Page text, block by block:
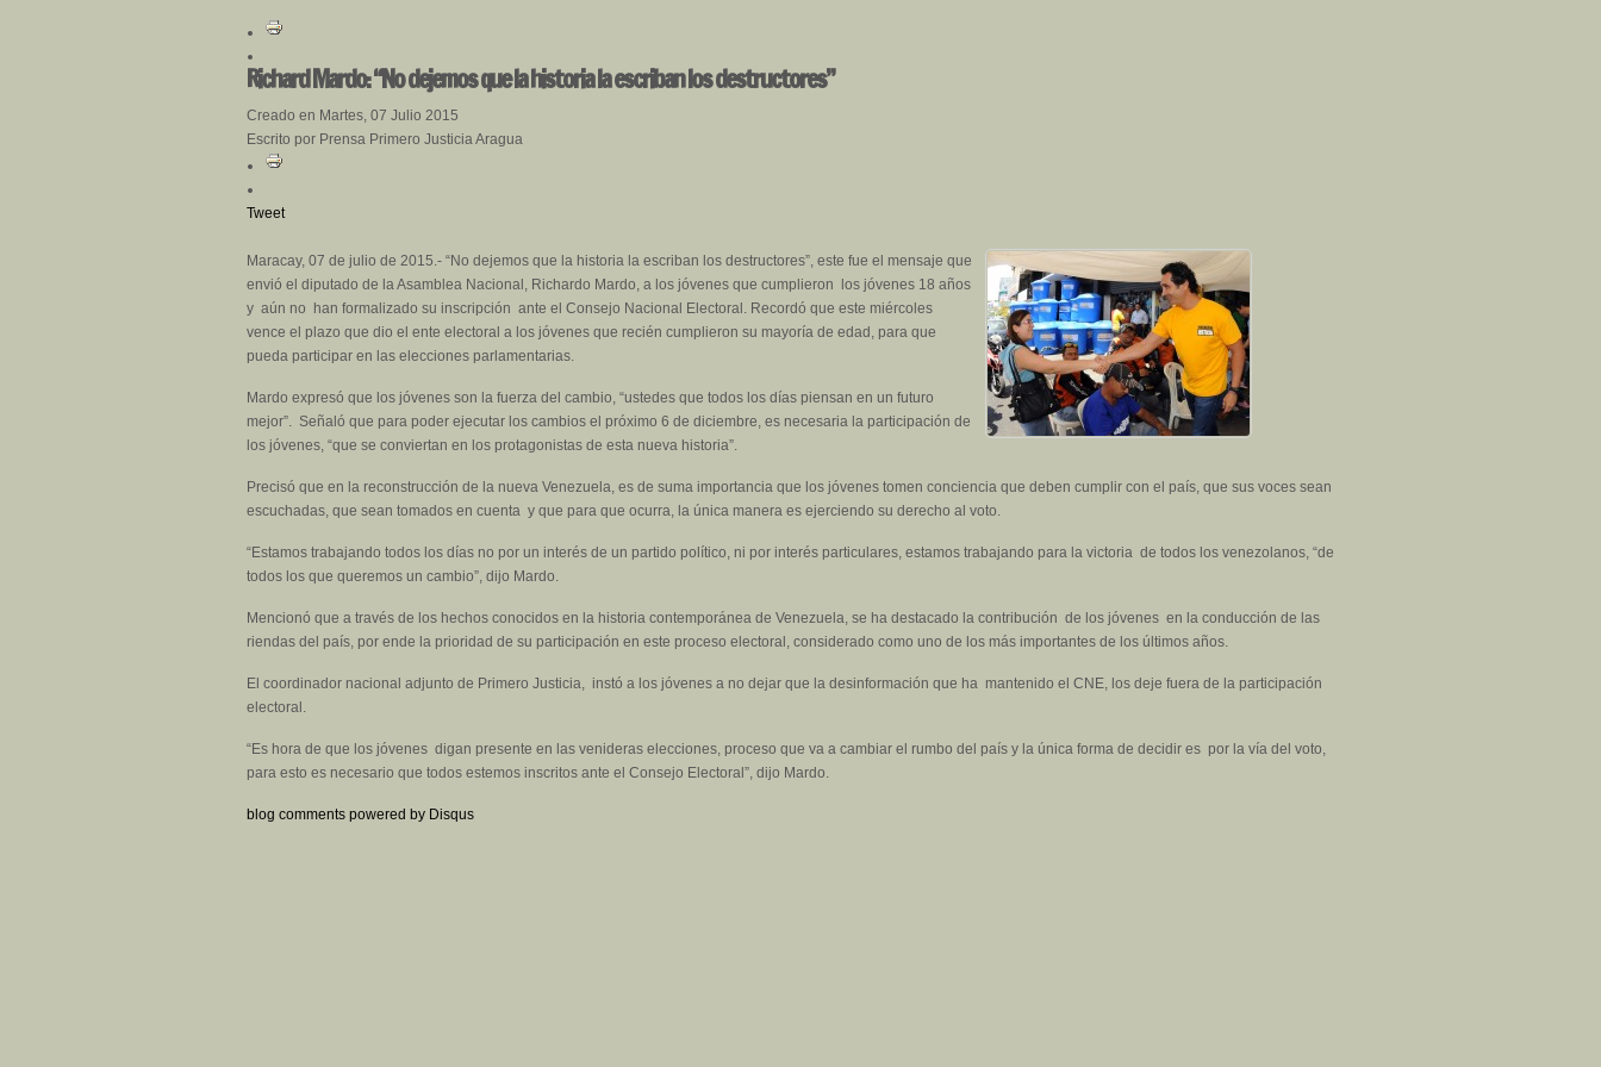
Richard Mardo: “No dejemos que la historia la escriban los destructores”
Creado en Martes, 07 Julio 2015
Escrito por Prensa Primero Justicia Aragua
Tweet
Maracay, 07 de julio de 2015.- “No dejemos que la historia la escriban los destructores”, este fue el mensaje que
envió el diputado de la Asamblea Nacional, Richardo Mardo, a los jóvenes que cumplieron los jóvenes 18 años
y aún no han formalizado su inscripción ante el Consejo Nacional Electoral. Recordó que este miércoles
vence el plazo que dio el ente electoral a los jóvenes que recién cumplieron su mayoría de edad, para que
pueda participar en las elecciones parlamentarias.
Mardo expresó que los jóvenes son la fuerza del cambio, “ustedes que todos los días piensan en un futuro
mejor”. Señaló que para poder ejecutar los cambios el próximo 6 de diciembre, es necesaria la participación de
los jóvenes, “que se conviertan en los protagonistas de esta nueva historia”.
Precisó que en la reconstrucción de la nueva Venezuela, es de suma importancia que los jóvenes tomen conciencia que deben cumplir con el país, que sus voces sean
escuchadas, que sean tomados en cuenta y que para que ocurra, la única manera es ejerciendo su derecho al voto.
“Estamos trabajando todos los días no por un interés de un partido político, ni por interés particulares, estamos trabajando para la victoria de todos los venezolanos, “de
todos los que queremos un cambio”, dijo Mardo.
Mencionó que a través de los hechos conocidos en la historia contemporánea de Venezuela, se ha destacado la contribución de los jóvenes en la conducción de las
riendas del país, por ende la prioridad de su participación en este proceso electoral, considerado como uno de los más importantes de los últimos años.
El coordinador nacional adjunto de Primero Justicia, instó a los jóvenes a no dejar que la desinformación que ha mantenido el CNE, los deje fuera de la participación
electoral.
“Es hora de que los jóvenes digan presente en las venideras elecciones, proceso que va a cambiar el rumbo del país y la única forma de decidir es por la vía del voto,
para esto es necesario que todos estemos inscritos ante el Consejo Electoral”, dijo Mardo.
blog comments powered by Disqus